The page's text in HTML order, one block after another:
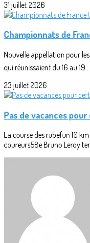
31 juillet 2026
Championnats de
Nouvelle appellation pour
qui réunissaient du 16 au 19...
23 juillet 2026
Pas de vacances
La course des rubefun 10
coureurs58e Bruno Leroy